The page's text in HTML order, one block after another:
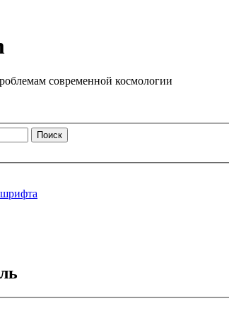
современной космологии